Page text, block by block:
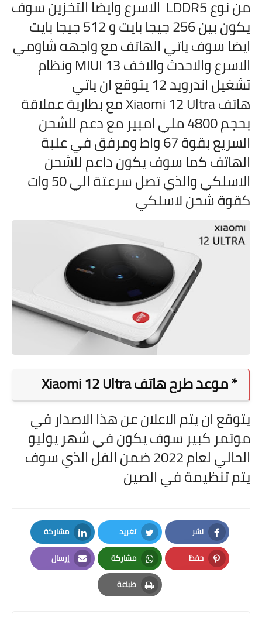
من نوع LDDR5 الاسرع وايضا التخزين سوف
يكون بين 256 جيجا بايت و 512 جيجا بايت
ايضا سوف ياتي الهاتف مع واجهه شاومي
الاسرع والاحدث والاخف MIUI 13 ونظام
تشغيل اندرويد 12 يتوقع ان ياتي
هاتف Xiaomi 12 Ultra مع بطارية عملاقة
بحجم 4800 ملي امبير مع دعم للشحن
السريع بقوة 67 واط ومرفق في علبة
الهاتف كما سوف يكون داعم للشحن
الاسلكي والذي تصل سرعتة الي 50 وات
كقوة شحن لاسلكي
* موعد طرح هاتف Xiaomi 12 Ultra
يتوقع ان يتم الاعلان عن هذا الاصدار في
موتمر كبير سوف يكون في شهر يوليو
الحالي لعام 2022 ضمن الفل الذي سوف
يتم تنظيمة في الصين
نشر
Facebook
تغريد
Twitter
مشاركة
LinkedIn
حفظ
Pinterest
مشاركة
Whatsapp
إرسال
Email
طباعة
Print